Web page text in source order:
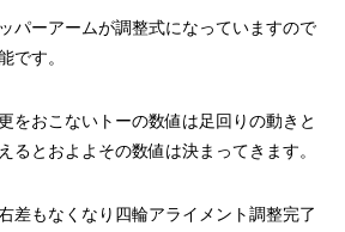
パーアームが調整式になっていますので
です。
をおこないトーの数値は足回りの動きと
るとおよよその数値は決まってきます。
差もなくなり四輪アライメント調整完了